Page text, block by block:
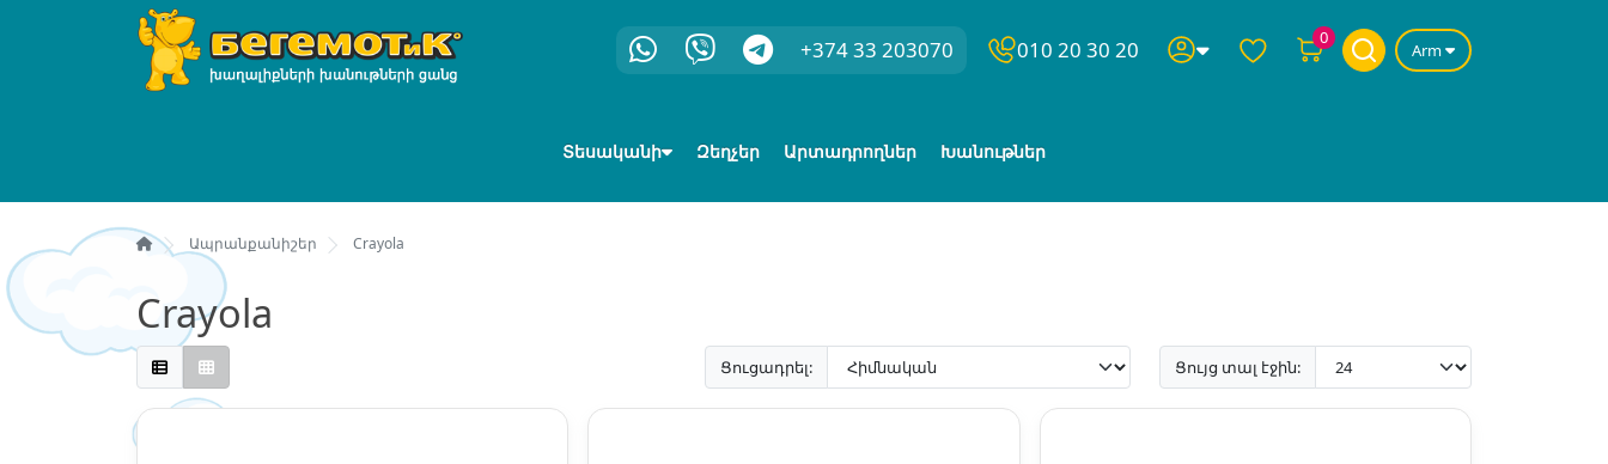
+374 33 203070 010 20 30 20 0
Arm
Տեսականի Զեղչեր Արտադրողներ Խանութներ
Ապրանքանիշեր Crayola
Crayola
Ցուցադրել: Ցույց տալ էջին: